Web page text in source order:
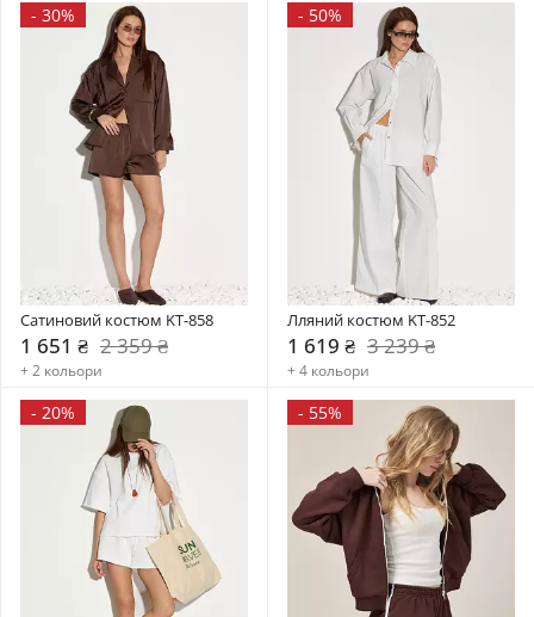
- 30%
Сатиновий костюм KT-858
1 651 ₴ 2 359 ₴
+ 2 кольори
- 50%
Лляний костюм KT-852
1 619 ₴ 3 239 ₴
+ 4 кольори
- 20% - 55%